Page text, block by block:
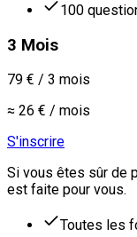
100
3 Mois
79 € / 3 mois
≈ 26 € / mois
S'inscrire
Si vous êtes sûr de
est faite pour vous.
Toutes les